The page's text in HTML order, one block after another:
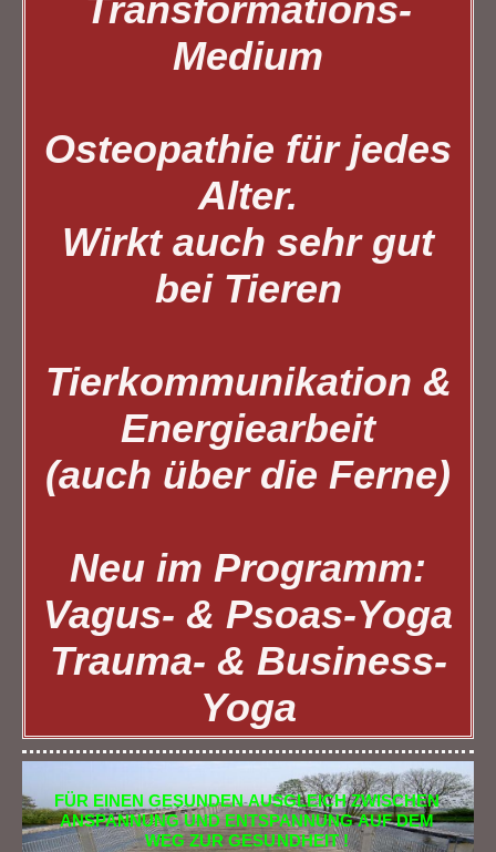
Transformations-
Medium
Osteopathie für jedes
Alter.
Wirkt auch sehr gut
bei Tieren
Tierkommunikation &
Energiearbeit
(auch über die Ferne)
Neu im Programm:
Vagus- & Psoas-Yoga
Trauma- & Business-
Yoga
FÜR EINEN GESUNDEN AUSGLEICH ZWISCHEN
ANSPANNUNG UND ENTSPANNUNG AUF DEM
WEG ZUR GESUNDHEIT !